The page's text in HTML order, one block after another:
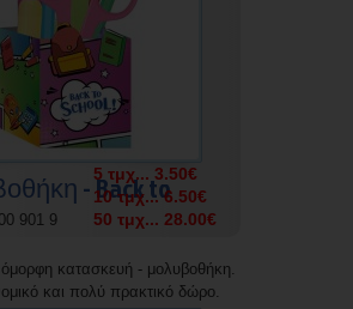
- Back to
κατασκευή - μολυβοθήκη.
και πολύ πρακτικό δώρο.
5 τμχ... 3.50€
10 τμχ... 6.50€
50 τμχ... 28.00€
901 9